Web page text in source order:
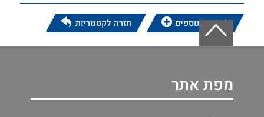
לפרטים נוספים חזרה לקטגוריות
מפת אתר